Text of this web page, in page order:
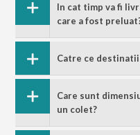
In cat timp va fi
care a fost
Catre ce
Care sunt
un colet?